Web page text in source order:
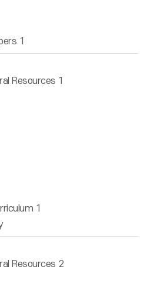
1
Resources 1
1
Resources 2